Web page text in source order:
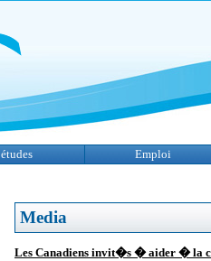
études Emploi
Media
Les Canadiens invit�s � aider � la